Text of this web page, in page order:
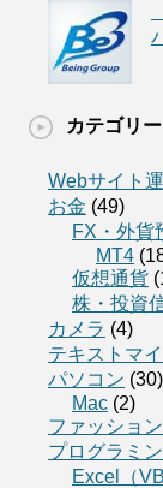
カテゴリー
Webサイト
お金 (49)
FX・外貨
MT4
仮想通貨
株・投資
カメラ (4)
テキストマ
パソコン (30)
Mac (2)
ファッション
プログラミ
Excel（